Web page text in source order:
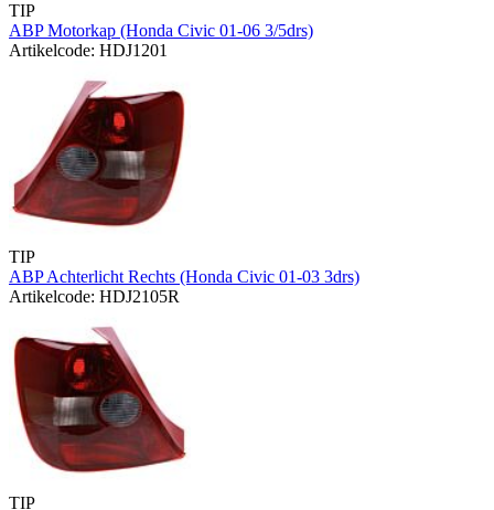
TIP
ABP Motorkap (Honda Civic 01-06 3/5drs)
Artikelcode: HDJ1201
TIP
ABP Achterlicht Rechts (Honda Civic 01-03 3drs)
Artikelcode: HDJ2105R
TIP